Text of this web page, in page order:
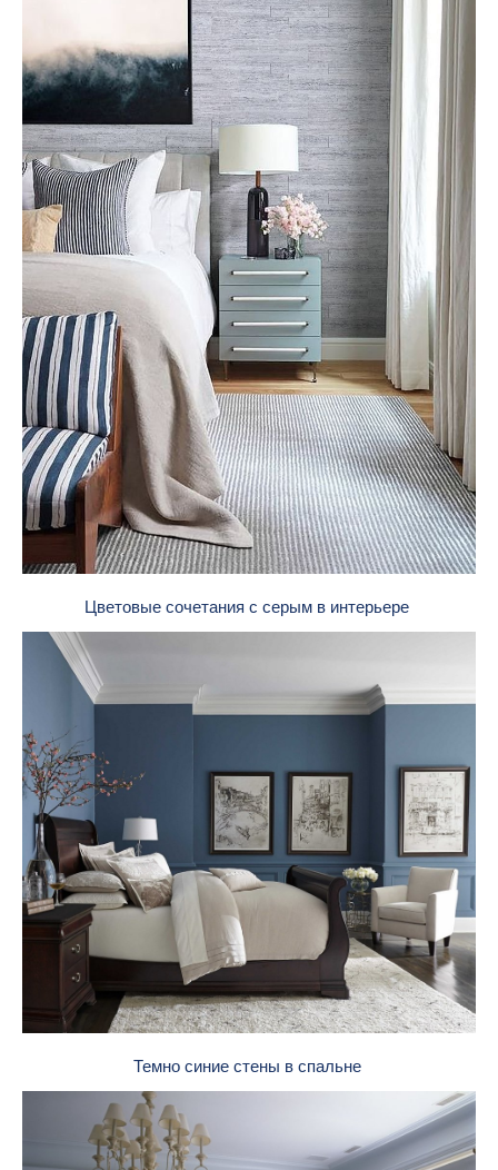
Цветовые сочетания с серым в интерьере
Темно синие стены в спальне